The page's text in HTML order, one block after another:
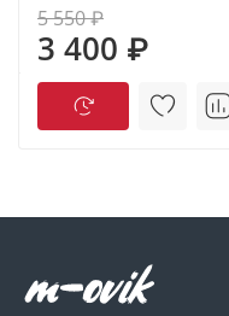
5 550 ₽
3 400 ₽